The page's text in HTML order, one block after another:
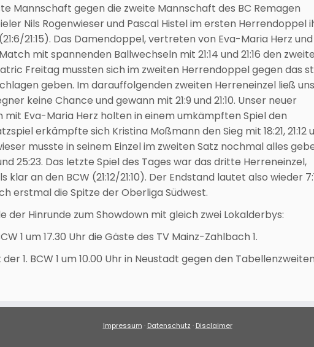
Mannschaft gegen die zweite Mannschaft des BC Remagen
Nils Rogenwieser und Pascal Histel im ersten Herrendoppel
21:15). Das Damendoppel, vertreten von Eva-Maria Herz und
mit spannenden Ballwechseln mit 21:14 und 21:16 den
Freitag mussten sich im zweiten Herrendoppel gegen das
geben. Im darauffolgenden zweiten Herreneinzel ließ
keine Chance und gewann mit 21:9 und 21:10. Unser neuer
Eva-Maria Herz holten in einem umkämpften Spiel den
erkämpfte sich Kristina Moßmann den Sieg mit 18:21, 21:12
musste in seinem Einzel im zweiten Satz nochmal alles
25:23. Das letzte Spiel des Tages war das dritte Herreneinzel,
an den BCW (21:12/21:10). Der Endstand lautet also wieder
erstmal die Spitze der Oberliga Südwest.
der Hinrunde zum Showdown mit gleich zwei Lokalderbys:
1 um 17.30 Uhr die Gäste des TV Mainz-Zahlbach 1.
1. BCW 1 um 10.00 Uhr in Neustadt gegen den
Impressum · Datenschutz · Disclaimer